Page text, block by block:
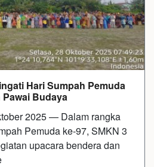
Hari Sumpah Pemuda
Budaya
2025 — Dalam rangka
Pemuda ke-97, SMKN 3
upacara bendera dan